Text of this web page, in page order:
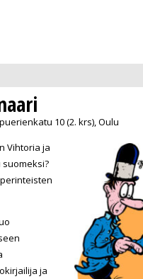
10 (2. krs), Oulu
Vihtoria ja
ja